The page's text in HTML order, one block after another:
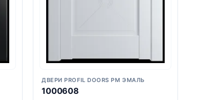
ДВЕРИ PROFIL DOORS PM ЭМАЛЬ
1000608